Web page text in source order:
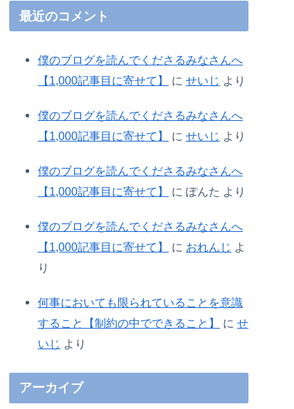
最近のコメント
僕のブログを読んでくださるみなさんへ
【1,000記事目に寄せて】
に せいじ より
僕のブログを読んでくださるみなさんへ
【1,000記事目に寄せて】
に せいじ より
僕のブログを読んでくださるみなさんへ
【1,000記事目に寄せて】
に ぽんた より
僕のブログを読んでくださるみなさんへ
【1,000記事目に寄せて】
に おれんじ よ
り
何事においても限られていることを意識
すること【制約の中でできること】
に せ
いじ より
アーカイブ